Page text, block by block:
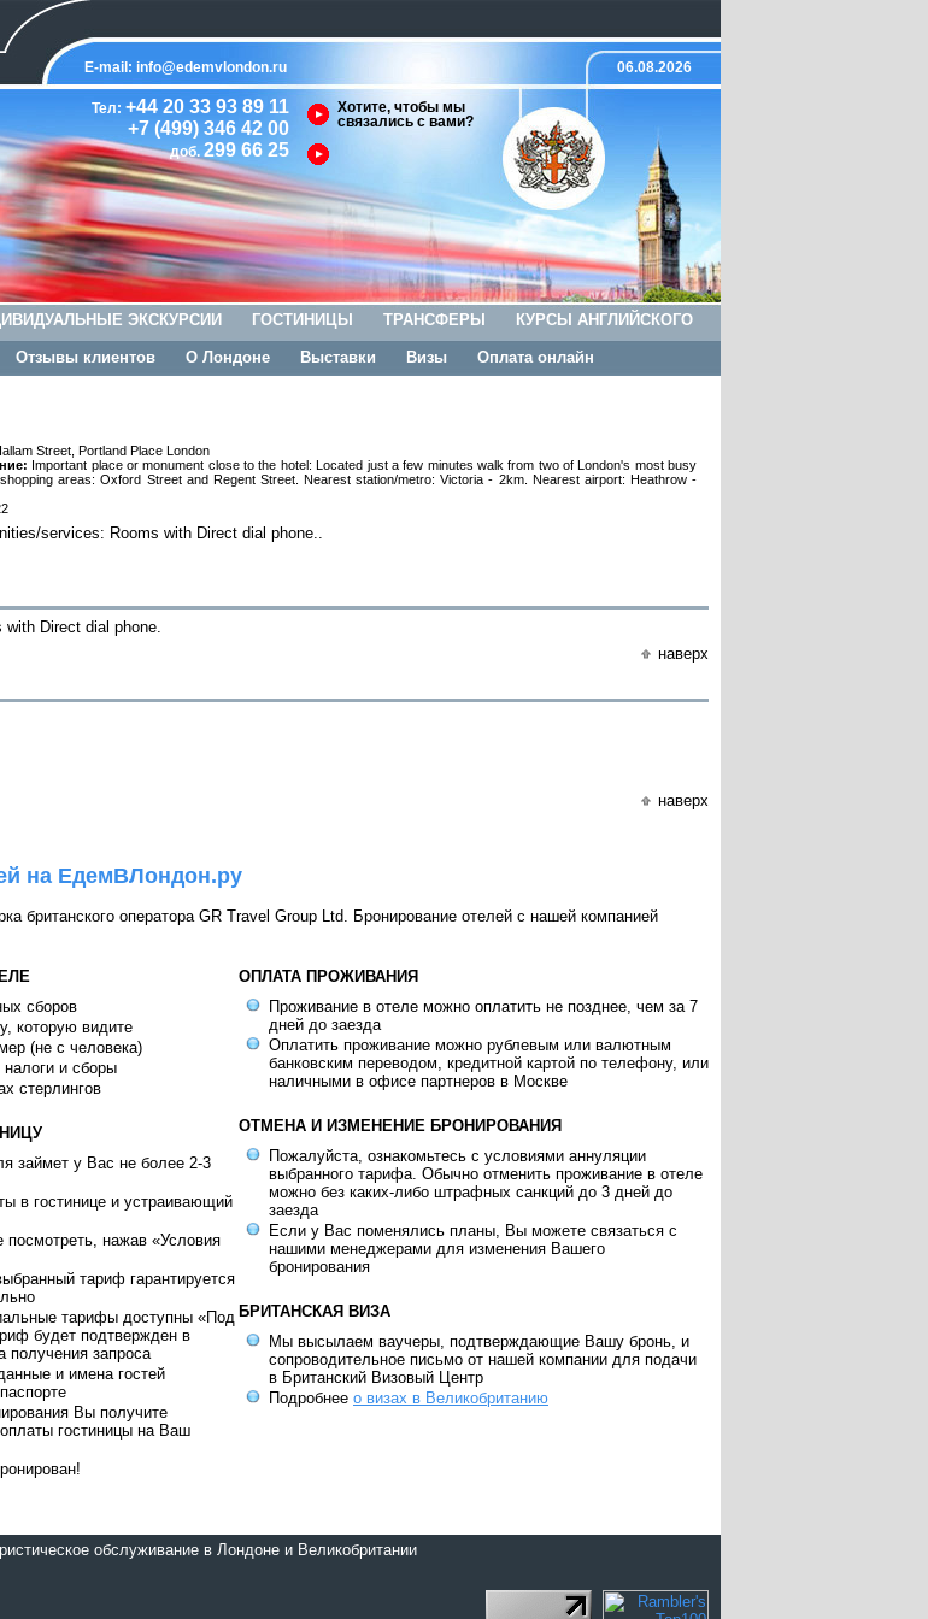
E-mail: info@edemvlondon.ru 06.08.2026
Тел: +44 20 33 93 89 11
+7 (499) 346 42 00
доб. 299 66 25
Хотите, чтобы мы
связались с вами?
ЭКСКУРСИИ ГОСТИНИЦЫ ТРАНСФЕРЫ КУРСЫ АНГЛИЙСКОГО
Отзывы клиентов О Лондоне Выставки Визы Оплата онлайн
Street, Portland Place London
Important place or monument close to the hotel: Located just a few minutes walk from two of London's most busy
areas: Oxford Street and Regent Street. Nearest station/metro: Victoria - 2km. Nearest airport: Heathrow -
services: Rooms with Direct dial phone..
Direct dial phone.
наверх
наверх
на ЕдемВЛондон.ру
британского оператора GR Travel Group Ltd. Бронирование отелей с нашей компанией
сборов
которую видите
(не с человека)
и сборы
стерлингов
займет у Вас не более 2-3
в гостинице и устраивающий
нажав «Условия
тариф гарантируется
тарифы доступны «Под
будет подтвержден в
получения запроса
и имена гостей
Вы получите
гостиницы на Ваш
ОПЛАТА ПРОЖИВАНИЯ
Проживание в отеле можно оплатить не позднее, чем за 7
дней до заезда
Оплатить проживание можно рублевым или валютным
банковским переводом, кредитной картой по телефону, или
наличными в офисе партнеров в Москве
ОТМЕНА И ИЗМЕНЕНИЕ БРОНИРОВАНИЯ
Пожалуйста, ознакомьтесь с условиями аннуляции
выбранного тарифа. Обычно отменить проживание в отеле
можно без каких-либо штрафных санкций до 3 дней до
заезда
Если у Вас поменялись планы, Вы можете связаться с
нашими менеджерами для изменения Вашего
бронирования
БРИТАНСКАЯ ВИЗА
Мы высылаем ваучеры, подтверждающие Вашу бронь, и
сопроводительное письмо от нашей компании для подачи
в Британский Визовый Центр
Подробнее о визах в Великобританию
обслуживание в Лондоне и Великобритании